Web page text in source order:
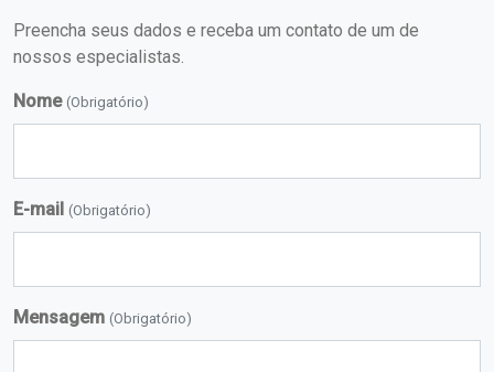
Preencha seus dados e receba um contato de um de
nossos especialistas.
Nome (Obrigatório)
E-mail (Obrigatório)
Mensagem (Obrigatório)